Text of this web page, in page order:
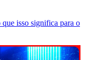
isso significa para o